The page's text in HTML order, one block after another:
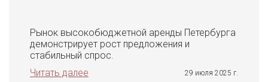
Рынок высокобюджетной аренды Петербурга
демонстрирует рост предложения и
стабильный спрос.
Читать далее
29 июля 2025 г.